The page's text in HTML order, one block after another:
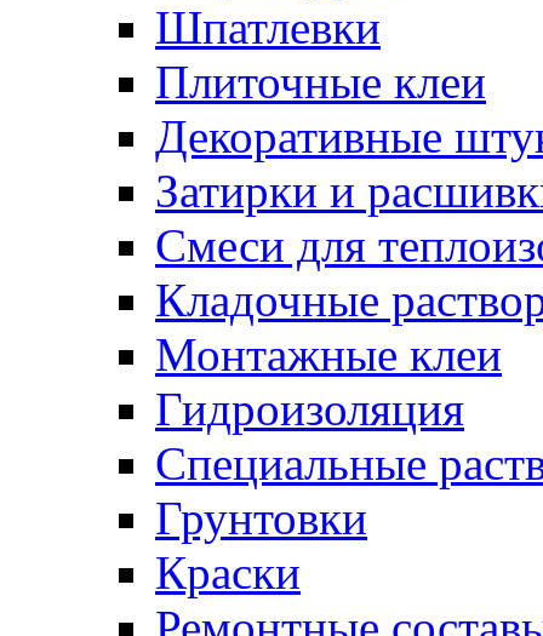
Шпатлевки
Плиточные клеи
Декоративные
Затирки и
Смеси для
Кладочные
Монтажные клеи
Гидроизоляция
Специальные
Грунтовки
Краски